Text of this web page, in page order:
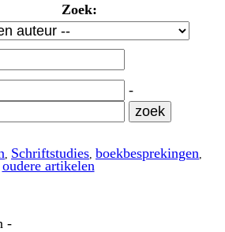
Zoek:
-
, Schriftstudies, boekbesprekingen,
oudere artikelen
-